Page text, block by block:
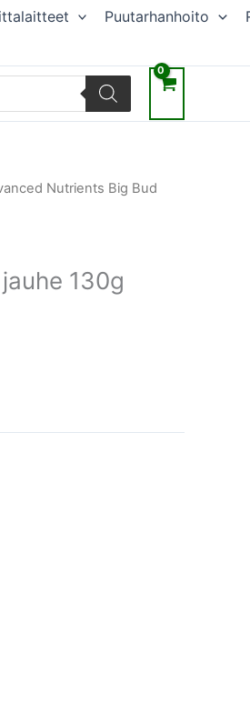
Puutarhanhoito
Nutrients Big Bud
130g